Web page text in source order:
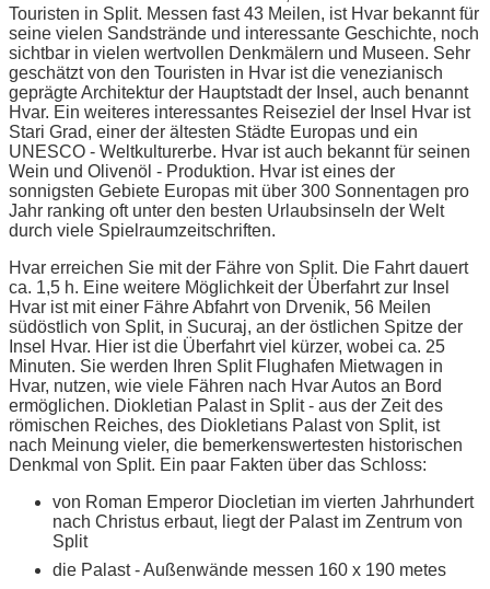
Touristen in Split. Messen fast 43 Meilen, ist Hvar bekannt für
seine vielen Sandstrände und interessante Geschichte, noch
sichtbar in vielen wertvollen Denkmälern und Museen. Sehr
geschätzt von den Touristen in Hvar ist die venezianisch
geprägte Architektur der Hauptstadt der Insel, auch benannt
Hvar. Ein weiteres interessantes Reiseziel der Insel Hvar ist
Stari Grad, einer der ältesten Städte Europas und ein
UNESCO - Weltkulturerbe. Hvar ist auch bekannt für seinen
Wein und Olivenöl - Produktion. Hvar ist eines der
sonnigsten Gebiete Europas mit über 300 Sonnentagen pro
Jahr ranking oft unter den besten Urlaubsinseln der Welt
durch viele Spielraumzeitschriften.
Hvar erreichen Sie mit der Fähre von Split. Die Fahrt dauert
ca. 1,5 h. Eine weitere Möglichkeit der Überfahrt zur Insel
Hvar ist mit einer Fähre Abfahrt von Drvenik, 56 Meilen
südöstlich von Split, in Sucuraj, an der östlichen Spitze der
Insel Hvar. Hier ist die Überfahrt viel kürzer, wobei ca. 25
Minuten. Sie werden Ihren Split Flughafen Mietwagen in
Hvar, nutzen, wie viele Fähren nach Hvar Autos an Bord
ermöglichen. Diokletian Palast in Split - aus der Zeit des
römischen Reiches, des Diokletians Palast von Split, ist
nach Meinung vieler, die bemerkenswertesten historischen
Denkmal von Split. Ein paar Fakten über das Schloss:
von Roman Emperor Diocletian im vierten Jahrhundert
nach Christus erbaut, liegt der Palast im Zentrum von
Split
die Palast - Außenwände messen 160 x 190 metes